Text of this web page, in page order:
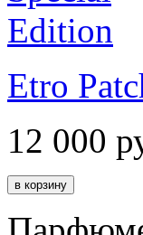
Etro
12 000